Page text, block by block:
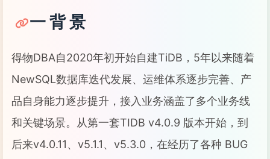
一 背 景
得物DBA自2020年初开始自建TiDB，5年以来随着
NewSQL数据库迭代发展、运维体系逐步完善、产
品自身能力逐步提升，接入业务涵盖了多个业务线
和关键场景。从第一套TIDB v4.0.9 版本开始，到
后来v4.0.11、v5.1.1、v5.3.0，在经历了各种 BUG